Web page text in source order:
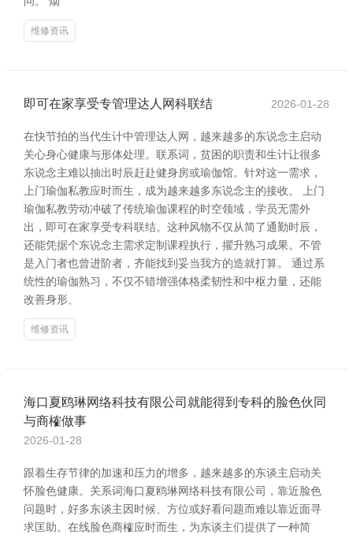
维修资讯
即可在家享受专管理达人网科联结 2026-01-28
在快节拍的当代生计中管理达人网，越来越多的东说念主启动
关心身心健康与形体处理。联系词，贫困的职责和生计让很多
东说念主难以抽出时辰赶赴健身房或瑜伽馆。针对这一需求，
上门瑜伽私教应时而生，成为越来越多东说念主的接收。 上门
瑜伽私教劳动冲破了传统瑜伽课程的时空领域，学员无需外
出，即可在家享受专科联结。这种风物不仅从简了通勤时辰，
还能凭据个东说念主需求定制课程执行，擢升熟习成果。不管
是入门者也曾进阶者，齐能找到妥当我方的造就打算。 通过系
统性的瑜伽熟习，不仅不错增强体格柔韧性和中枢力量，还能
改善身形、
维修资讯
海口夏鸥琳网络科技有限公司就能得到专科的脸色伙同
与商榷做事
2026-01-28
跟着生存节律的加速和压力的增多，越来越多的东谈主启动关
怀脸色健康。关系词海口夏鸥琳网络科技有限公司，靠近脸色
问题时，好多东谈主因时候、方位或好看问题而难以靠近面寻
求匡助。在线脸色商榷应时而生，为东谈主们提供了一种简